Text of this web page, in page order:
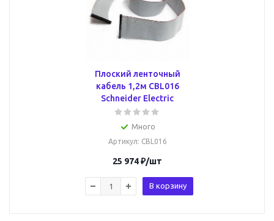
Плоский ленточный
кабель 1,2м CBL016
Schneider Electric
Много
Артикул: CBL016
25 974₽/шт
В корзину